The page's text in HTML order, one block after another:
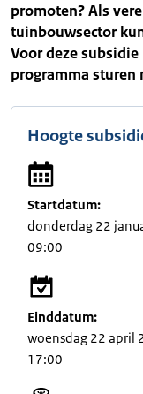
promoten? Als
tuinbouwsector
Voor deze
programma sturen
Hoogte
Startdatum:
donderdag 22
09:00
Einddatum:
woensdag 22 april
17:00